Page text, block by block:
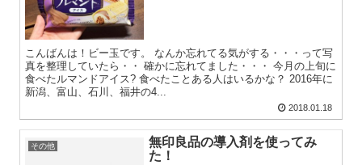
こんばんは！ビー玉です。 なんか忘れてる気がする・・・って写
真を整理していたら・・ 確かに忘れてました・・・ 今月の上旬に
食べたルマンドアイス? 食べたことある人はいるかな？ 2016年に
新潟、富山、石川、福井の4...
2018.01.18
その他
無印良品の導入剤を使ってみ
た！